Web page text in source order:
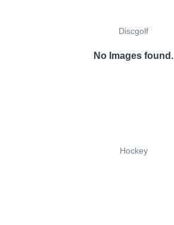
Discgolf
No Images found.
Hockey